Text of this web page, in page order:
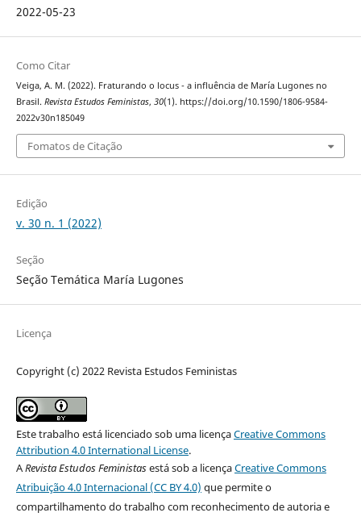
2022-05-23
Como Citar
Veiga, A. M. (2022). Fraturando o locus - a influência de María Lugones no
Brasil. Revista Estudos Feministas, 30(1). https://doi.org/10.1590/1806-9584-
2022v30n185049
Fomatos de Citação
Edição
v. 30 n. 1 (2022)
Seção
Seção Temática María Lugones
Licença
Copyright (c) 2022 Revista Estudos Feministas
Este trabalho está licenciado sob uma licençaCreative Commons
Attribution 4.0 International License.
ARevista Estudos Feministasestá sob a licençaCreative Commons
Atribuição 4.0 Internacional (CC BY 4.0) que permite o
compartilhamento do trabalho com reconhecimento de autoria e